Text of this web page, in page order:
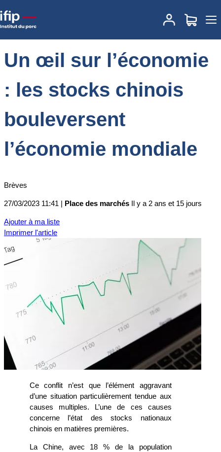
Accueil Actualités des marchés
Un œil sur
l’économie : les stocks chinois bouleversent l’économie mondiale
Un œil sur l’économie
: les stocks chinois
bouleversent
l’économie mondiale
Brèves
27/03/2023 11:41 | Place des marchés Il y a 2 ans et 15 jours
Ajouter à ma liste
Imprimer l'article
Ce conflit n’est que l’élément aggravant
d’une situation particulièrement tendue aux
causes multiples. L’une de ces causes
concerne l’état des stocks nationaux
chinois en matières premières.
La Chine, avec 18 % de la population